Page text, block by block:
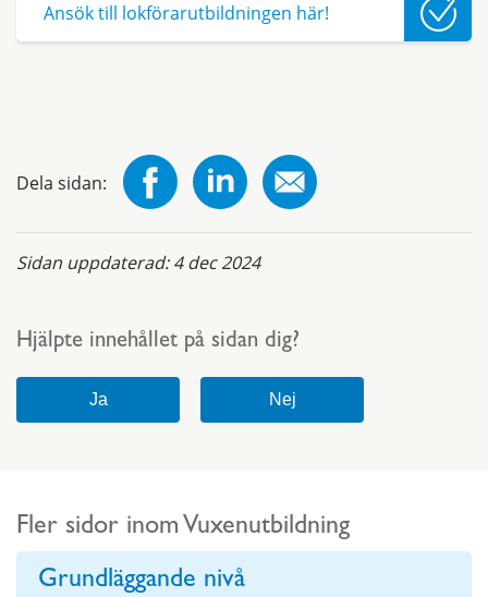
Ansök till lokförarutbildningen här!
Dela sidan:
Sidan uppdaterad:4 dec 2024
Hjälpte innehållet på sidan dig?
Fler sidor inom Vuxenutbildning
Grundläggande nivå